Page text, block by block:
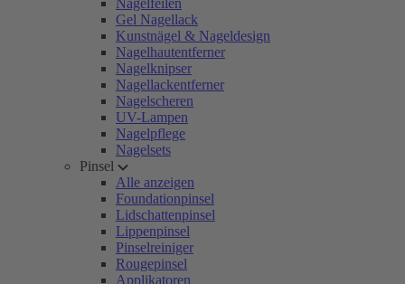
Nagelfeilen
Gel Nagellack
Kunstnägel & Nageldesign
Nagelhautentferner
Nagelknipser
Nagellackentferner
Nagelscheren
UV-Lampen
Nagelpflege
Nagelsets
Pinsel
Alle anzeigen
Foundationpinsel
Lidschattenpinsel
Lippenpinsel
Pinselreiniger
Rougepinsel
Applikatoren